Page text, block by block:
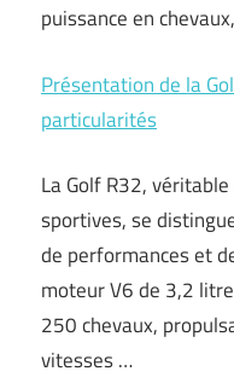
puissance en
Présentation de la
particularités
La Golf R32,
sportives, se
de performances et
moteur V6 de 3,2
250 chevaux,
vitesses …